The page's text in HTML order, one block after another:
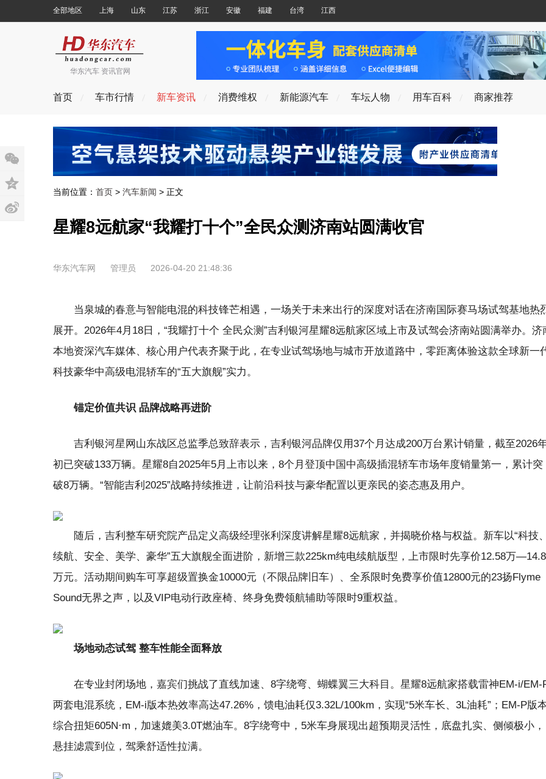
全部地区 上海 山东 江苏 浙江 安徽 福建 台湾 江西
华东汽车 资讯官网
首页 车市行情 新车资讯 消费维权 新能源汽车 车坛人物 用车百科 商家推荐
当前位置： 首页 > 汽车新闻 > 正文
星耀8远航家“我耀打十个”全民众测济南站圆满收官
华东汽车网 管理员 2026-04-20 21:48:36
当泉城的春意与智能电混的科技锋芒相遇，一场关于未来出行的深度对话在济南国际赛马场试驾基地热
展开。2026年4月18日，“我耀打十个 全民众测”吉利银河星耀8远航家区域上市及试驾会济南站圆满举办。济
本地资深汽车媒体、核心用户代表齐聚于此，在专业试驾场地与城市开放道路中，零距离体验这款全球新一
科技豪华中高级电混轿车的“五大旗舰”实力。
锚定价值共识 品牌战略再进阶
吉利银河星网山东战区总监季总致辞表示，吉利银河品牌仅用37个月达成200万台累计销量，截至2026
初已突破133万辆。星耀8自2025年5月上市以来，8个月登顶中国中高级插混轿车市场年度销量第一，累计突
破8万辆。“智能吉利2025”战略持续推进，让前沿科技与豪华配置以更亲民的姿态惠及用户。
随后，吉利整车研究院产品定义高级经理张利深度讲解星耀8远航家，并揭晓价格与权益。新车以“科技
续航、安全、美学、豪华”五大旗舰全面进阶，新增三款225km纯电续航版型，上市限时先享价12.58万
万元。活动期间购车可享超级置换金10000元（不限品牌旧车）、全系限时免费享价值12800元的23扬Flyme
Sound无界之声，以及VIP电动行政座椅、终身免费领航辅助等限时9重权益。
场地动态试驾 整车性能全面释放
在专业封闭场地，嘉宾们挑战了直线加速、8字绕弯、蝴蝶翼三大科目。星耀8远航家搭载雷神EM-i/EM-
两套电混系统，EM-i版本热效率高达47.26%，馈电油耗仅3.32L/100km，实现“5米车长、3L油耗”；EM-P版
综合扭矩605N·m，加速媲美3.0T燃油车。8字绕弯中，5米车身展现出超预期灵活性，底盘扎实、侧倾极小，
悬挂滤震到位，驾乘舒适性拉满。